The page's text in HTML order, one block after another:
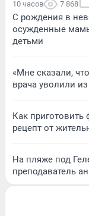
10 часов 7 868
С рождения в
осужденные
детьми
«Мне сказали,
врача уволили
Как
рецепт от
На пляже под
преподаватель